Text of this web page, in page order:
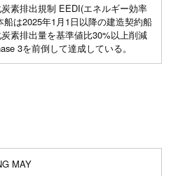
素排出規制 EEDI(エネルギー効率
は2025年1月1日以降の建造契約船
素排出量を基準値比30%以上削減
3を前倒して達成している。
MAY